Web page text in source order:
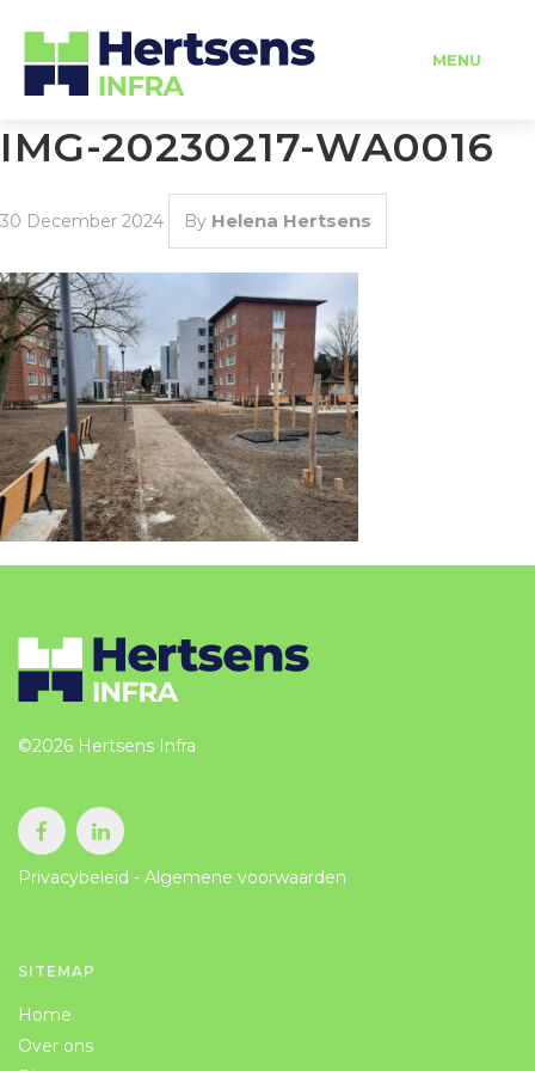
MENU
HOME
OVER ONS
DIENSTEN
PROJECTEN
VERHUUR
VACATURES
IMG-20230217-WA0016
30 December 2024 By Helena Hertsens
©2026 Hertsens Infra
Privacybeleid - Algemene voorwaarden
SITEMAP
Home
Over ons